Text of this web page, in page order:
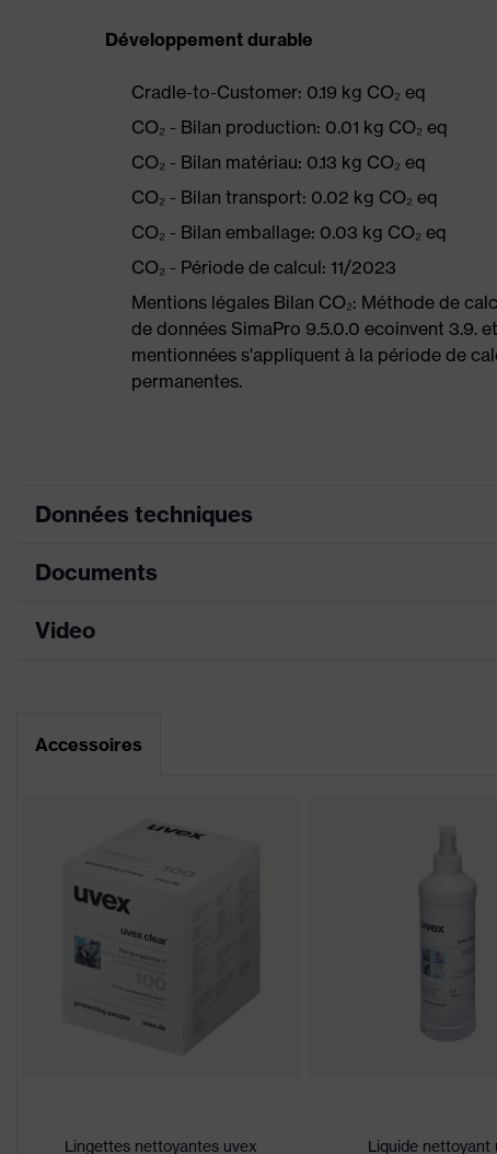
Développement durable
Cradle-to-Customer: 0.19 kg CO₂ eq
CO₂ - Bilan production: 0.01 kg CO₂ eq
CO₂ - Bilan matériau: 0.13 kg CO₂ eq
CO₂ - Bilan transport: 0.02 kg CO₂ eq
CO₂ - Bilan emballage: 0.03 kg CO₂ eq
CO₂ - Période de calcul: 11/2023
Mentions légales Bilan CO₂: Méthode de
de données SimaPro 9.5.0.0 ecoinvent 3.9.
mentionnées s'appliquent à la période de
permanentes.
Données techniques
Couleur
Désignation
Famille de
produits
du
des oculaires
Documents
Portail de téléchargement des déclarations
Video
Accessoires
Lingettes nettoyantes uvex Liquide nettoyant